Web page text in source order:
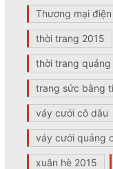
Thương mại
thời trang 2015
thời trang quảng
trang sức bằng
váy cưới cô dâu
váy cưới quảng
xuân hè 2015